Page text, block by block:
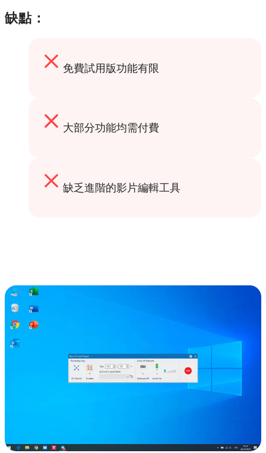
缺點：
免費試用版功能有限
大部分功能均需付費
缺乏進階的影片編輯工具